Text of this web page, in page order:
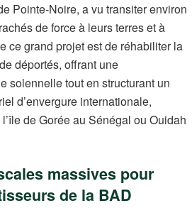
Pointe-Noire, a vu transiter environ
de force à leurs terres et à
ce grand projet est de réhabiliter la
déportés, offrant une
solennelle tout en structurant un
d’envergure internationale,
de Gorée au Sénégal ou Ouidah
massives pour
de la BAD